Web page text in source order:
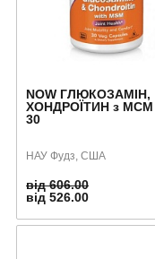
NOW ГЛЮКОЗАМІН,
ХОНДРОЇТИН з МСМ
30
НАУ Фудз, США
від 606.00
від 526.00